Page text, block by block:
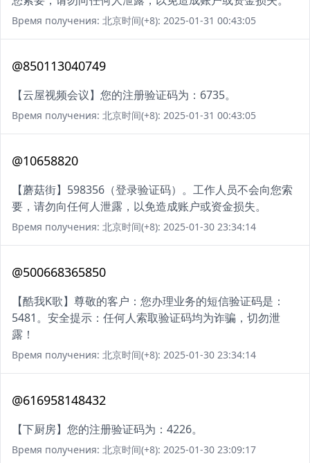
Время получения: 北京时间(+8): 2025-01-31 00:43:05
@850113040749
【云屋视频会议】您的注册验证码为：6735。
Время получения: 北京时间(+8): 2025-01-31 00:43:05
@10658820
【蘑菇街】598356（登录验证码）。工作人员不会向您索
要，请勿向任何人泄露，以免造成账户或资金损失。
Время получения: 北京时间(+8): 2025-01-30 23:34:14
@500668365850
【酷我K歌】尊敬的客户：您办理业务的短信验证码是：
5481。安全提示：任何人索取验证码均为诈骗，切勿泄
露！
Время получения: 北京时间(+8): 2025-01-30 23:34:14
@616958148432
【下厨房】您的注册验证码为：4226。
Время получения: 北京时间(+8): 2025-01-30 23:09:17